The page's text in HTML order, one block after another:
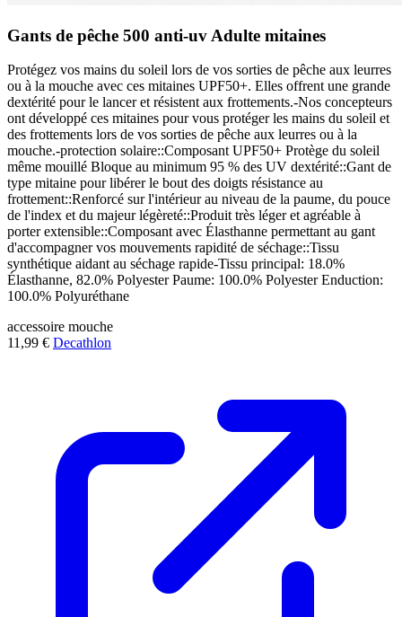
Gants de pêche 500 anti-uv Adulte mitaines
Protégez vos mains du soleil lors de vos sorties de pêche aux leurres
ou à la mouche avec ces mitaines UPF50+. Elles offrent une grande
dextérité pour le lancer et résistent aux frottements.-Nos concepteurs
ont développé ces mitaines pour vous protéger les mains du soleil et
des frottements lors de vos sorties de pêche aux leurres ou à la
mouche.-protection solaire::Composant UPF50+ Protège du soleil
même mouillé Bloque au minimum 95 % des UV dextérité::Gant de
type mitaine pour libérer le bout des doigts résistance au
frottement::Renforcé sur l'intérieur au niveau de la paume, du pouce
de l'index et du majeur légèreté::Produit très léger et agréable à
porter extensible::Composant avec Élasthanne permettant au gant
d'accompagner vos mouvements rapidité de séchage::Tissu
synthétique aidant au séchage rapide-Tissu principal: 18.0%
Élasthanne, 82.0% Polyester Paume: 100.0% Polyester Enduction:
100.0% Polyuréthane
accessoire mouche
11,99 € Decathlon